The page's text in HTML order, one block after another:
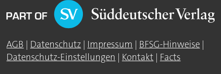
AGB | Datenschutz | Impressum | BFSG-Hinweise |
Datenschutz-Einstellungen | Kontakt | Facts